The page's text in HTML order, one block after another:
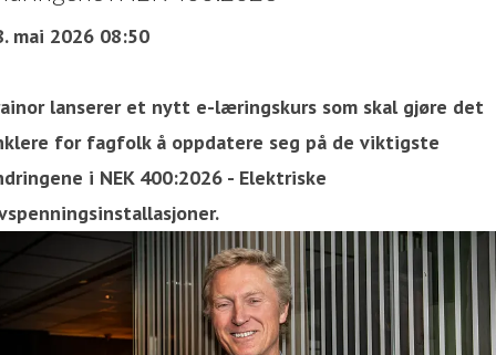
mai 2026 08:50
lanserer et nytt e-læringskurs som skal gjøre det
for fagfolk å oppdatere seg på de viktigste
i NEK 400:2026 - Elektriske